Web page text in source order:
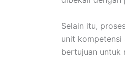
Selain itu,
unit kompetensi
bertujuan untuk